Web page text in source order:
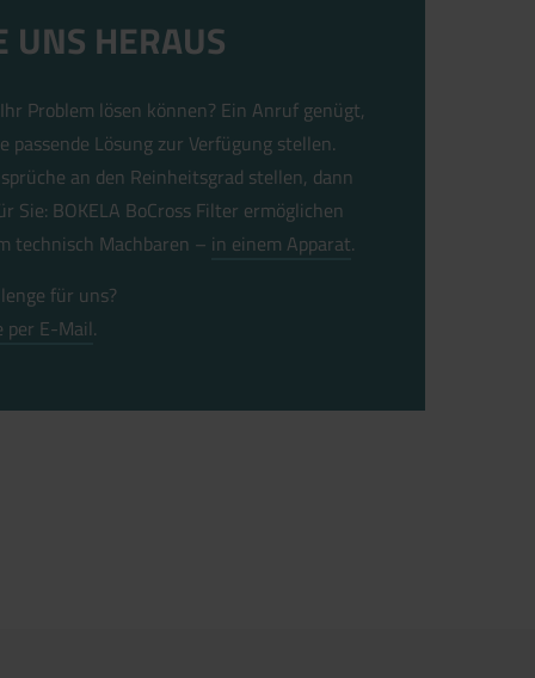
UNS HERAUS
Problem lösen können? Ein Anruf genügt,
Lösung zur Verfügung stellen.
an den Reinheitsgrad stellen, dann
Sie: BOKELA BoCross Filter ermöglichen
technisch Machbaren – in einem Apparat.
für uns?
per E-Mail.